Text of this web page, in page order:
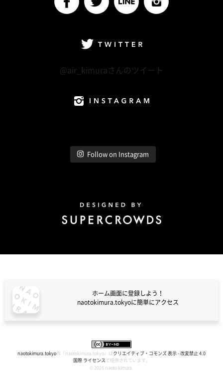
@air_kimuraさんのツイート
Follow on Instagram
ホーム画面に登録しよう！
naotokimura.tokyoに簡単にアクセス
naotokimura.tokyo作『 naotokimura.tokyo 』は クリエイティブ・コモンズ 表示 - 改変禁止 4.0
国際 ライセンス で提供されています。
© 2026 naoto kimura.